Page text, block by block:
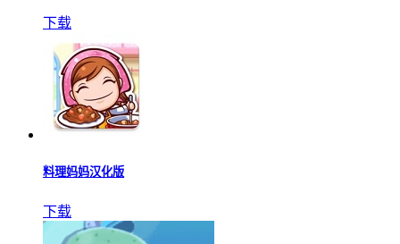
下载
料理妈妈汉化版
下载